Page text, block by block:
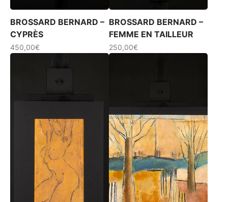
BROSSARD BERNARD –
CYPRÈS
450,00€
BROSSARD BERNARD –
FEMME EN TAILLEUR
250,00€